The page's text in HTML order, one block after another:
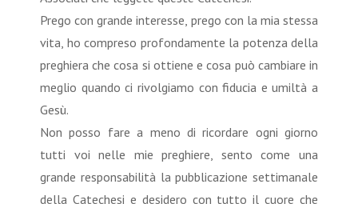
Prego con grande interesse, prego con la mia stessa
vita, ho compreso profondamente la potenza della
preghiera che cosa si ottiene e cosa può cambiare in
meglio quando ci rivolgiamo con fiducia e umiltà a
Gesù.
Non posso fare a meno di ricordare ogni giorno
tutti voi nelle mie preghiere, sento come una
grande responsabilità la pubblicazione settimanale
della Catechesi e desidero con tutto il cuore che